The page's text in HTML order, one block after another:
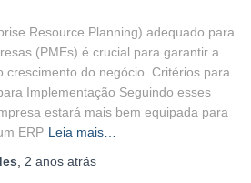
Resource Planning) adequado para
(PMEs) é crucial para garantir a
crescimento do negócio. Critérios para
Implementação Seguindo esses
estará mais bem equipada para
ERP Leia mais…
, 2 anos atrás